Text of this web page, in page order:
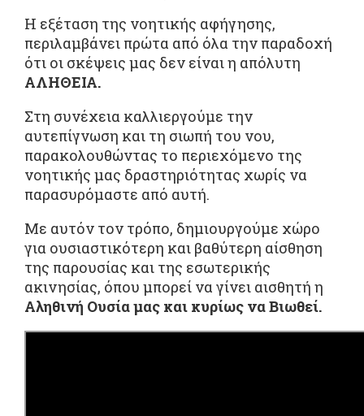
Η εξέταση της νοητικής αφήγησης,
περιλαμβάνει πρώτα από όλα την παραδοχή
ότι οι σκέψεις μας δεν είναι η απόλυτη
ΑΛΗΘΕΙΑ.
Στη συνέχεια καλλιεργούμε την
αυτεπίγνωση και τη σιωπή του νου,
παρακολουθώντας το περιεχόμενο της
νοητικής μας δραστηριότητας χωρίς να
παρασυρόμαστε από αυτή.
Με αυτόν τον τρόπο, δημιουργούμε χώρο
για ουσιαστικότερη και βαθύτερη αίσθηση
της παρουσίας και της εσωτερικής
ακινησίας, όπου μπορεί να γίνει αισθητή η
Αληθινή Ουσία μας και κυρίως να Βιωθεί.